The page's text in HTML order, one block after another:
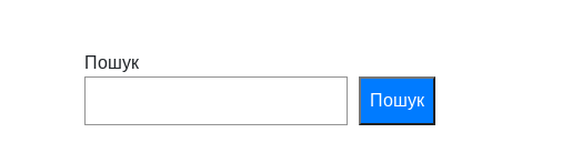
Пошук
Пошук